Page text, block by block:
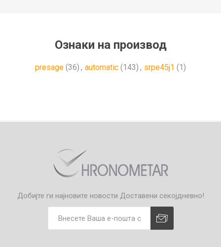
Ознаки на производ
presage (36) , automatic (143) , srpe45j1 (1)
Добијте ги најновите новости Доставени секојдневно!